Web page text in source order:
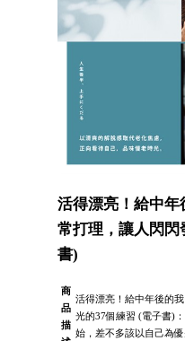
活得漂亮！給中年
常打理，讓人閃閃
書)
商
品
描
活得漂亮！給中年後的
光的37個練習 (電子書)
始，差不多該以自己為